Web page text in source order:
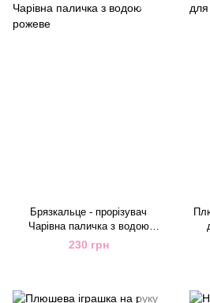
Брязкальце - прорізувач
Чарівна паличка з водою
рожеве
230 грн